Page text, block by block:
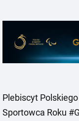
Plebiscyt
Sportowca Roku